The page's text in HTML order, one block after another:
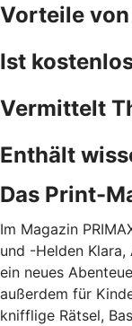
Vorteile von
Ist
Vermittelt
Enthält
Das Print-
Im Magazin
und -Helden
ein neues
außerdem für
knifflige Rätsel,